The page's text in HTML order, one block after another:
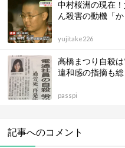
中村桜洲の現在
ん殺害の動機「
yujitake226
高橋まつり自殺
違和感の指摘も
passpi
記事へのコメント